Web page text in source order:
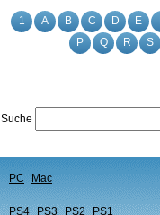
1 A B C D E
P
Q R S
Suche
PC Mac
PS4 PS3 PS2 PS1